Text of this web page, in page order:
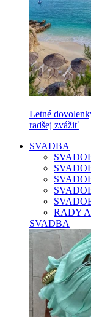
Letné
radšej zvážiť
SVADBA
RADY
SVADBA